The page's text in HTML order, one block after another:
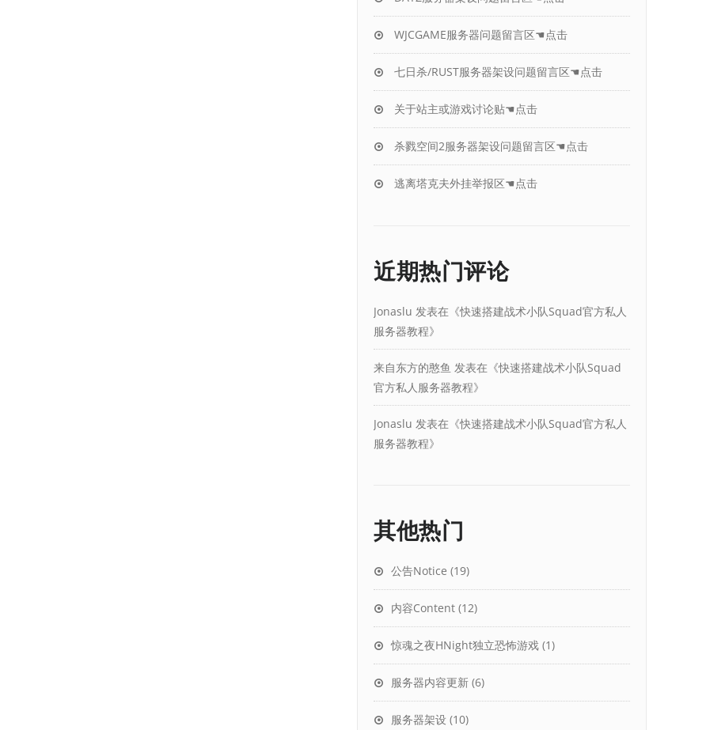
WJCGAME服务器问题留言区☚点击
七日杀/RUST服务器架设问题留言区☚点击
关于站主或游戏讨论贴☚点击
杀戮空间2服务器架设问题留言区☚点击
逃离塔克夫外挂举报区☚点击
近期热门评论
Jonaslu 发表在《快速搭建战术小队Squad官方私人
服务器教程》
来自东方的憨鱼 发表在《快速搭建战术小队Squad
官方私人服务器教程》
Jonaslu 发表在《快速搭建战术小队Squad官方私人
服务器教程》
其他热门
公告Notice (19)
内容Content (12)
惊魂之夜HNight独立恐怖游戏 (1)
服务器内容更新 (6)
服务器架设 (10)